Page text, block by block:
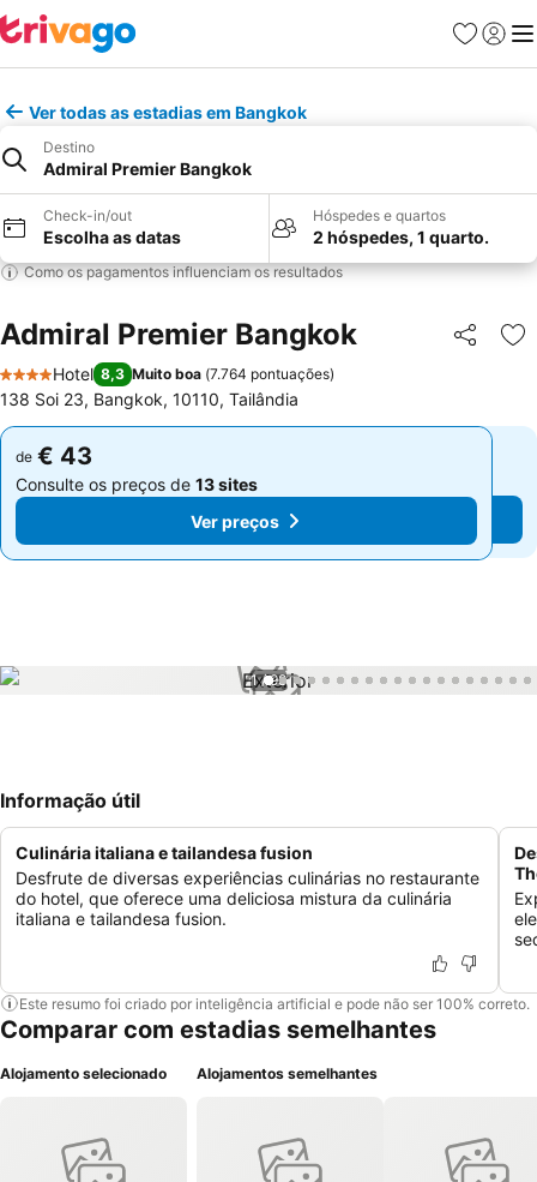
Favoritos
Iniciar
Ver todas as estadias em Bangkok
Destino
Admiral Premier Bangkok
Check-in/out
Escolha as datas
Hóspedes e quartos
2 hóspedes, 1 quarto.
Como os pagamentos influenciam os resultados
Admiral Premier Bangkok Partilhar
4 Estrelas
Hotel 8,3 Muito boa (7.764 pontuações)
138 Soi 23, Bangkok, 10110, Tailândia
de € 43
Consulte os preços de 13 sites
Ver preços
de € 43
Consulte os preços de 13 sites
Ver preços
1 / 98
Informação útil
Culinária italiana e tailandesa fusion
Desfrute de diversas experiências culinárias no restaurante
do hotel, que oferece uma deliciosa mistura da culinária
italiana e tailandesa fusion.
Este resumo foi criado por inteligência artificial e pode não ser 100% correto.
Comparar com estadias semelhantes
Alojamento selecionado Alojamentos semelhantes